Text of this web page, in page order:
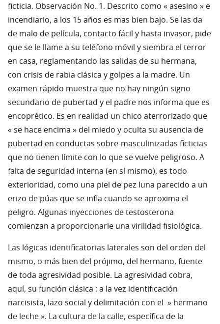
ficticia. Observación No. 1. Descrito como « asesino » e
incendiario, a los 15 años es mas bien bajo. Se las da
de malo de película, contacto fácil y hasta invasor, pide
que se le llame a su teléfono móvil y siembra el terror
en casa, reglamentando las salidas de su hermana,
con crisis de rabia clásica y golpes a la madre. Un
examen rápido muestra que no hay ningún signo
secundario de pubertad y el padre nos informa que es
encoprético. Es en realidad un chico aterrorizado que
« se hace encima » del miedo y oculta su ausencia de
pubertad en conductas sobre-masculinizadas ficticias
que no tienen límite con lo que se vuelve peligroso. A
falta de seguridad interna (en sí mismo), es todo
exterioridad, como una piel de pez luna parecido a un
erizo de púas que se infla cuando se aproxima el
peligro. Algunas inyecciones de testosterona
comienzan a proporcionarle una virilidad fisiológica.
Las lógicas identificatorias laterales son del orden del
mismo, o más bien del prójimo, del hermano, fuente
de toda agresividad posible. La agresividad cobra,
aquí, su función clásica : a la vez identificación
narcisista, lazo social y delimitación con el » hermano
de leche ». La cultura de la calle, específica de la